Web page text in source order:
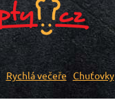
Rychlá večeře Chuťovky